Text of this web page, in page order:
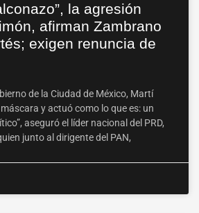
la agresión
afirman Zambrano
exigen renuncia de
de la Ciudad de México, Martí
y actuó como lo que es: un
aseguró el líder nacional del PRD,
junto al dirigente del PAN,